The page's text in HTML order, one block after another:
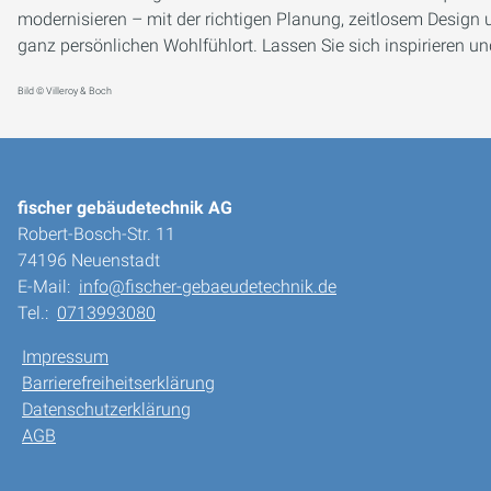
modernisieren – mit der richtigen Planung, zeitlosem
ganz persönlichen Wohlfühlort. Lassen Sie sich inspirieren
Bild © Villeroy & Boch
fischer gebäudetechnik AG
Robert-Bosch-Str. 11
74196 Neuenstadt
E-Mail: info@fischer-gebaeudetechnik.de
Tel.: 0713993080
Impressum
Barrierefreiheitserklärung
Datenschutzerklärung
AGB